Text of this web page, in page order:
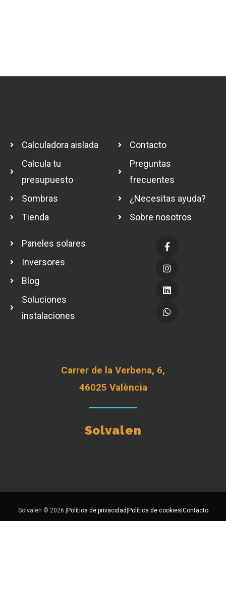
Calculadora aislada
Calcula tu
presupuesto
Sombras
Tienda
Paneles solares
Inversores
Blog
Soluciones
instalaciones
Contacto
Preguntas
frecuentes
¿Necesitas ayuda?
Sobre nosotros
Carrer de la Verbena, 6,
46025 València
Solvalen
Solvalen © 2026 | Política de privacidad Política de cookies Contacto